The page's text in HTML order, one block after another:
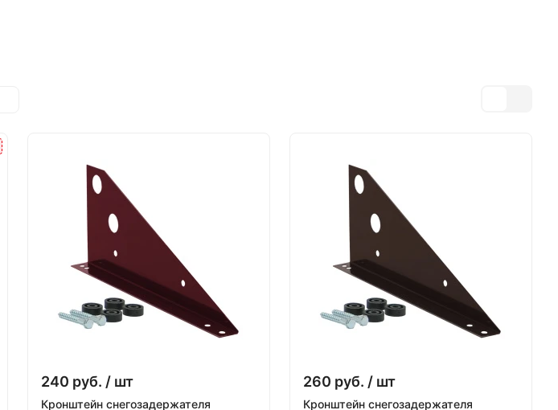
240 руб. / шт
Кронштейн снегозадержателя
260 руб. / шт
Кронштейн снегозадержателя